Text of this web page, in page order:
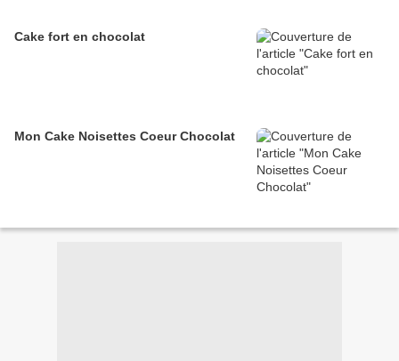
Cake fort en chocolat
Mon Cake Noisettes Coeur Chocolat